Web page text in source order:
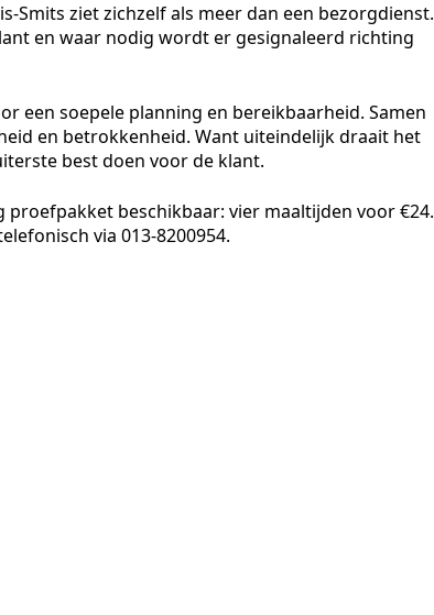
Smits ziet zichzelf als meer dan een bezorgdienst.
en waar nodig wordt er gesignaleerd richting
een soepele planning en bereikbaarheid. Samen
en betrokkenheid. Want uiteindelijk draait het
best doen voor de klant.
beschikbaar: vier maaltijden voor €24.
via 013-8200954.